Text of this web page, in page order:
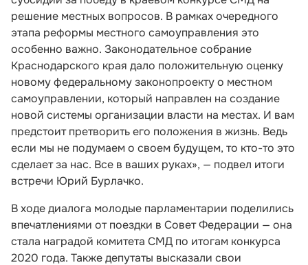
решение местных вопросов. В рамках очередного
этапа реформы местного самоуправления это
особенно важно. Законодательное собрание
Краснодарского края дало положительную оценку
новому федеральному законопроекту о местном
самоуправлении, который направлен на создание
новой системы организации власти на местах. И вам
предстоит претворить его положения в жизнь. Ведь
если мы не подумаем о своем будущем, то кто-то это
сделает за нас. Все в ваших руках», — подвел итоги
встречи Юрий Бурлачко.
В ходе диалога молодые парламентарии поделились
впечатлениями от поездки в Совет Федерации — она
стала наградой комитета СМД по итогам конкурса
2020 года. Также депутаты высказали свои